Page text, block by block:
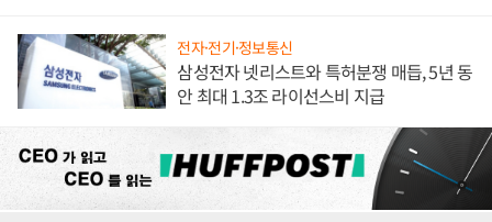
전자·전기·정보통신
삼성전자 넷리스트와 특허분쟁 매듭, 5년 동
안 최대 1.3조 라이선스비 지급